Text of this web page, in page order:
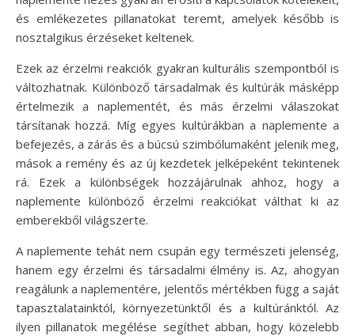
és emlékezetes pillanatokat teremt, amelyek később is
nosztalgikus érzéseket keltenek.
Ezek az érzelmi reakciók gyakran kulturális szempontból is
változhatnak. Különböző társadalmak és kultúrák másképp
értelmezik a naplementét, és más érzelmi válaszokat
társítanak hozzá. Míg egyes kultúrákban a naplemente a
befejezés, a zárás és a búcsú szimbólumaként jelenik meg,
mások a remény és az új kezdetek jelképeként tekintenek
rá. Ezek a különbségek hozzájárulnak ahhoz, hogy a
naplemente különböző érzelmi reakciókat válthat ki az
emberekből világszerte.
A naplemente tehát nem csupán egy természeti jelenség,
hanem egy érzelmi és társadalmi élmény is. Az, ahogyan
reagálunk a naplementére, jelentős mértékben függ a saját
tapasztalatainktól, környezetünktől és a kultúránktól. Az
ilyen pillanatok megélése segíthet abban, hogy közelebb